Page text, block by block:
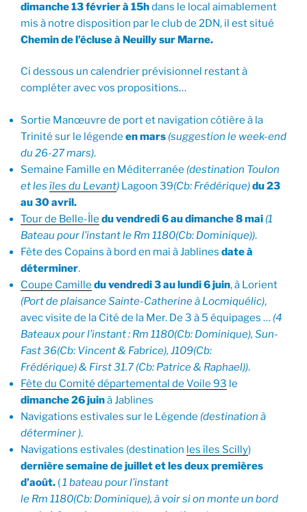
dimanche 13 février à 15hdans le local aimablement
mis à notre disposition par le club de 2DN, il est situé
Chemin de l’écluse à Neuilly sur Marne.
Ci dessous un calendrier prévisionnel restant à
compléter avec vos propositions…
Sortie Manœuvre de port et navigation côtière à la
Trinité sur le légende en mars (suggestion le week-end
du 26-27 mars).
Semaine Famille en Méditerranée (destination Toulon
et les îles du Levant) Lagoon 39(Cb: Frédérique)du 23
au 30 avril.
Tour de Belle-Île du vendredi 6 au dimanche 8 mai (1
Bateau pour l’instant le Rm 1180(Cb: Dominique)).
Fête des Copains à bord en mai à Jablines date à
déterminer.
Coupe Camille du vendredi 3 au lundi 6 juin, à Lorient
(Port de plaisance Sainte-Catherine à Locmiquélic),
avec visite de la Cité de la Mer. De 3 à 5 équipages … (4
Bateaux pour l’instant : Rm 1180(Cb: Dominique), Sun-
Fast 36(Cb: Vincent & Fabrice), J109(Cb:
Frédérique) & First 31.7 (Cb: Patrice & Raphael)).
Fête du Comité départemental de Voile 93 le
dimanche 26 juinà Jablines
Navigations estivales sur le Légende (destination à
déterminer ).
Navigations estivales (destination les îles Scilly)
dernière semaine de juillet et les deux premières
d’août. (1 bateau pour l’instant
le Rm 1180(Cb: Dominique), à voir si on monte un bord